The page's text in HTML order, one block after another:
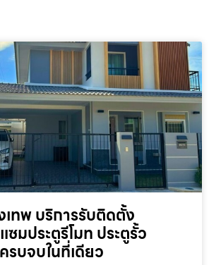
เทพ บริการรับติดตั้ง
มประตูรีโมท ประตูรั้ว
บจบในที่เดียว